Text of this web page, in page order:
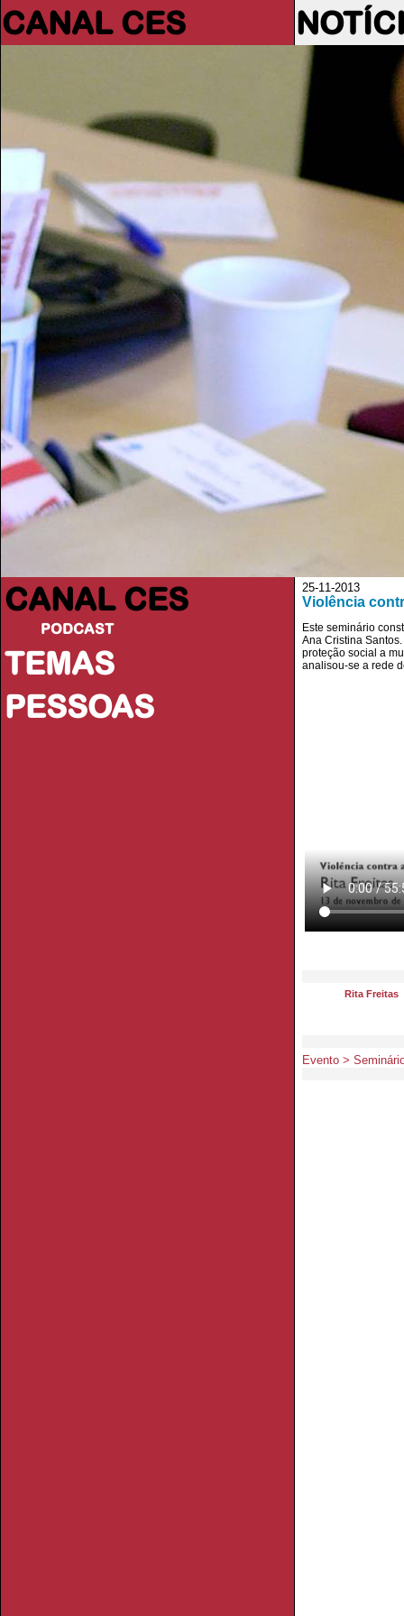
CANAL CES
CANAL CES
PODCAST
TEMAS
PESSOAS
25-11-2013
Violência
Este seminário
Ana Cristina
proteção social a
analisou-se a rede
Rita Freitas
Evento >